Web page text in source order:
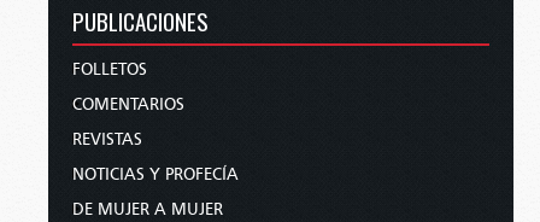
PUBLICACIONES
FOLLETOS
COMENTARIOS
REVISTAS
NOTICIAS Y PROFECÍA
DE MUJER A MUJER